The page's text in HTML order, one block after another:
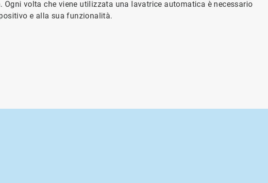
volta che viene utilizzata una lavatrice automatica è necessario
e alla sua funzionalità.